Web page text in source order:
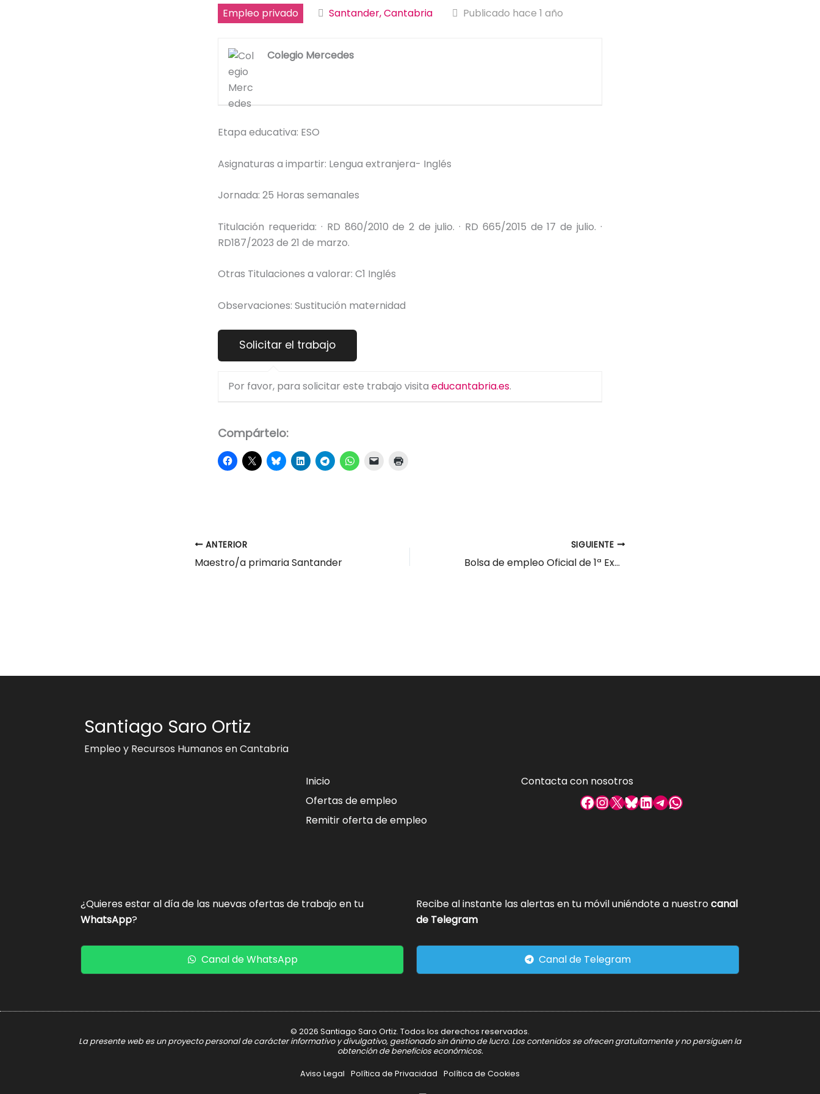
Empleo privado Santander, Cantabria Publicado hace 1 año
Colegio Mercedes
Etapa educativa: ESO
Asignaturas a impartir: Lengua extranjera- Inglés
Jornada: 25 Horas semanales
Titulación requerida: · RD 860/2010 de 2 de julio. · RD 665/2015 de 17 de julio. ·
RD187/2023 de 21 de marzo.
Otras Titulaciones a valorar: C1 Inglés
Observaciones: Sustitución maternidad
Por favor, para solicitar este trabajo visita educantabria.es.
Compártelo:
ANTERIOR
Maestro/a primaria Santander
SIGUIENTE
Bolsa de empleo Oficial de 1ª Explotación Torrelavega
Santiago Saro Ortiz
Empleo y Recursos Humanos en Cantabria
Inicio
Ofertas de empleo
Remitir oferta de empleo
Contacta con nosotros
Facebook
Instagram
X Bluesky
LinkedIn
Telegram
WhatsApp
¿Quieres estar al día de las nuevas ofertas de trabajo en tu
WhatsApp?
Canal de WhatsApp
Recibe al instante las alertas en tu móvil uniéndote a nuestrocanal
de Telegram
Canal de Telegram
© 2026 Santiago Saro Ortiz. Todos los derechos reservados.
La presente web es un proyecto personal de carácter informativo y divulgativo, gestionado sin ánimo de lucro. Los contenidos se ofrecen gratuitamente y no persiguen la
obtención de beneficios económicos.
Aviso Legal Política de Privacidad Política de Cookies